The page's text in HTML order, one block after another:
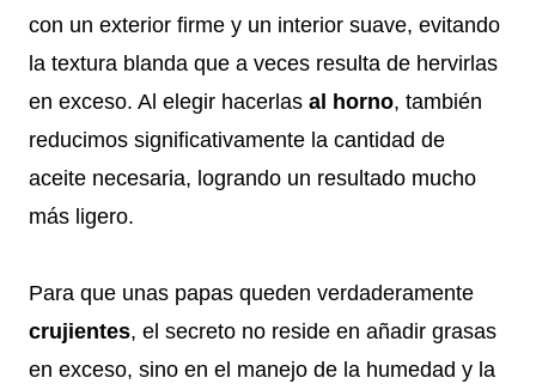
con un exterior firme y un interior suave, evitando
la textura blanda que a veces resulta de hervirlas
en exceso. Al elegir hacerlas al horno, también
reducimos significativamente la cantidad de
aceite necesaria, logrando un resultado mucho
más ligero.
Para que unas papas queden verdaderamente
crujientes, el secreto no reside en añadir grasas
en exceso, sino en el manejo de la humedad y la